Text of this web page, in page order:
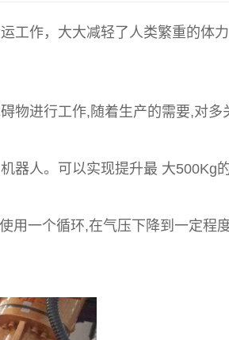
工作，大大减轻了人类繁重的体
物进行工作,随着生产的需要,对多
器人。可以实现提升最 大
用一个循环,在气压下降到一定程